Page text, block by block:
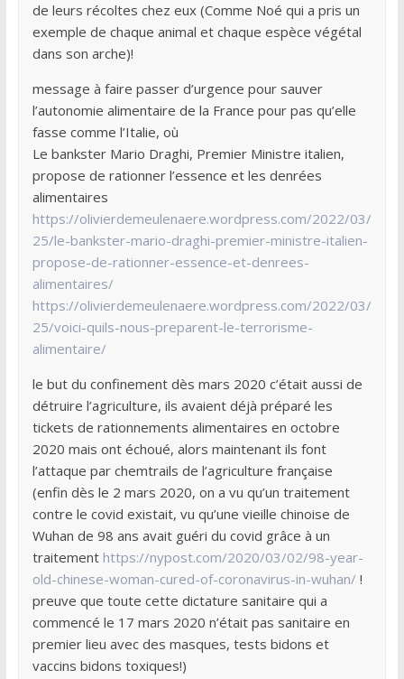
de leurs récoltes chez eux (Comme Noé qui a pris un
exemple de chaque animal et chaque espèce végétal
dans son arche)!
message à faire passer d’urgence pour sauver
l’autonomie alimentaire de la France pour pas qu’elle
fasse comme l’Italie, où
Le bankster Mario Draghi, Premier Ministre italien,
propose de rationner l’essence et les denrées
alimentaires
https://olivierdemeulenaere.wordpress.com/2022/03/
25/le-bankster-mario-draghi-premier-ministre-italien-
propose-de-rationner-essence-et-denrees-
alimentaires/
https://olivierdemeulenaere.wordpress.com/2022/03/
25/voici-quils-nous-preparent-le-terrorisme-
alimentaire/
le but du confinement dès mars 2020 c’était aussi de
détruire l’agriculture, ils avaient déjà préparé les
tickets de rationnements alimentaires en octobre
2020 mais ont échoué, alors maintenant ils font
l’attaque par chemtrails de l’agriculture française
(enfin dès le 2 mars 2020, on a vu qu’un traitement
contre le covid existait, vu qu’une vieille chinoise de
Wuhan de 98 ans avait guéri du covid grâce à un
traitement https://nypost.com/2020/03/02/98-year-
old-chinese-woman-cured-of-coronavirus-in-wuhan/ !
preuve que toute cette dictature sanitaire qui a
commencé le 17 mars 2020 n’était pas sanitaire en
premier lieu avec des masques, tests bidons et
vaccins bidons toxiques!)